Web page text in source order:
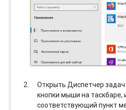
Открыть Диспетчер
кнопки мыши на таскбаре,
соотвeтствующий пункт